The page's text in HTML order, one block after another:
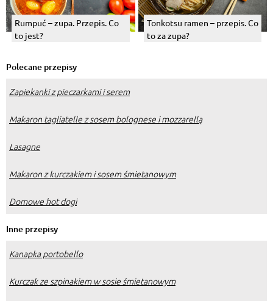
Rumpuć – zupa. Przepis. Co
to jest?
Tonkotsu ramen – przepis. Co
to za zupa?
Polecane przepisy
Zapiekanki z pieczarkami i serem
Makaron tagliatelle z sosem bolognese i mozzarellą
Lasagne
Makaron z kurczakiem i sosem śmietanowym
Domowe hot dogi
Inne przepisy
Kanapka portobello
Kurczak ze szpinakiem w sosie śmietanowym